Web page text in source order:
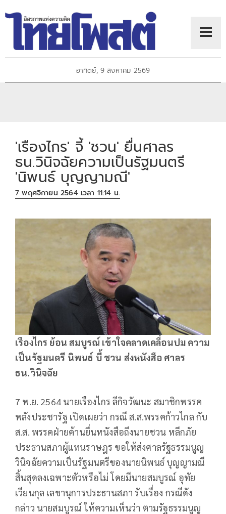
อาทิตย์, 9 สิงหาคม 2569
'เรืองไกร' จี้ 'ชวน' ยื่นศาลร
ธน.วินิจฉัยความเป็นรัฐมนตรี
'นิพนธ์ บุญญามณี'
7 พฤศจิกายน 2564 เวลา 11:14 น.
เรืองไกร ย้อน สมบูรณ์ เข้าใจคลาดเคลื่อนปม ความ
เป็นรัฐมนตรี นิพนธ์ บี้ ชวน ส่งหนังสือ ศาลร
ธน.วินิจฉัย
7 พ.ย. 2564 นายเรืองไกร ลีกิจวัฒนะ สมาชิกพรรค
พลังประชารัฐ เปิดเผยว่า กรณี ส.ส.พรรคก้าวไกล กับ
ส.ส. พรรคฝ่ายค้านยื่นหนังสือถึงนายชวน หลีกภัย
ประธานสภาผู้แทนราษฎร ขอให้ส่งศาลรัฐธรรมนูญ
วินิจฉัยความเป็นรัฐมนตรีของนายนิพนธ์ บุญญามณี
สิ้นสุดลงเฉพาะตัวหรือไม่ โดยมีนายสมบูรณ์ อุทัย
เวียนกุล เลขานุการประธานสภา รับเรื่อง กรณีดัง
กล่าว นายสมบูรณ์ ให้ความเห็นว่า ตามรัฐธรรมนูญ